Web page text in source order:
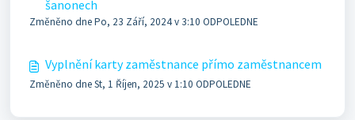
šanonech
Změněno dne Po, 23 Září, 2024 v 3:10 ODPOLEDNE
Vyplnění karty zaměstnance přímo zaměstnancem
Změněno dne St, 1 Říjen, 2025 v 1:10 ODPOLEDNE